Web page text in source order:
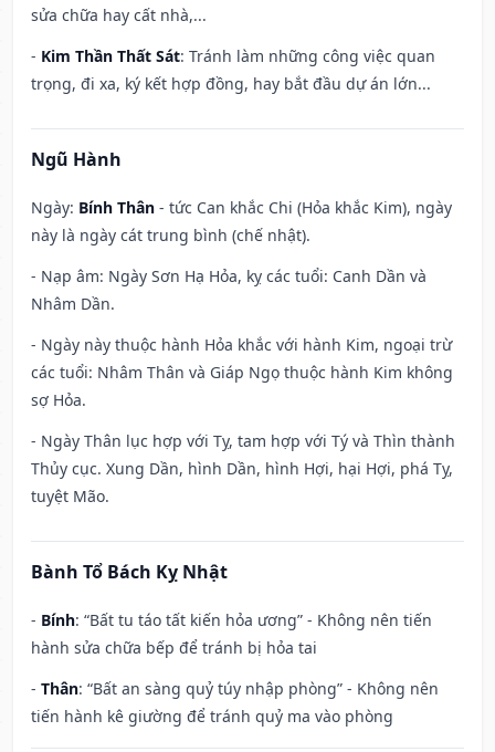
sửa chữa hay cất nhà,...
- Kim Thần Thất Sát: Tránh làm những công việc quan
trọng, đi xa, ký kết hợp đồng, hay bắt đầu dự án lớn...
Ngũ Hành
Ngày: Bính Thân - tức Can khắc Chi (Hỏa khắc Kim), ngày
này là ngày cát trung bình (chế nhật).
- Nạp âm: Ngày Sơn Hạ Hỏa, kỵ các tuổi: Canh Dần và
Nhâm Dần.
- Ngày này thuộc hành Hỏa khắc với hành Kim, ngoại trừ
các tuổi: Nhâm Thân và Giáp Ngọ thuộc hành Kim không
sợ Hỏa.
- Ngày Thân lục hợp với Tỵ, tam hợp với Tý và Thìn thành
Thủy cục. Xung Dần, hình Dần, hình Hợi, hại Hợi, phá Tỵ,
tuyệt Mão.
Bành Tổ Bách Kỵ Nhật
- Bính: “Bất tu táo tất kiến hỏa ương” - Không nên tiến
hành sửa chữa bếp để tránh bị hỏa tai
- Thân: “Bất an sàng quỷ túy nhập phòng” - Không nên
tiến hành kê giường để tránh quỷ ma vào phòng